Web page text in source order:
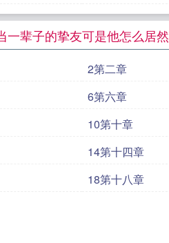
来了一位国际转校
同学。你的意思是，
来我们这里念高三
能为了一个目标奋
了！” “你糊涂啊
真，在来到地球的
间的推移，希因逐
趣。 直到某天，在
绝地说着让人厌倦
士出现在那里，径
黑发的那位语气恭
一辈子的挚友可是他怎么居
2第二章
6第六章
10第十章
14第十四章
18第十八章